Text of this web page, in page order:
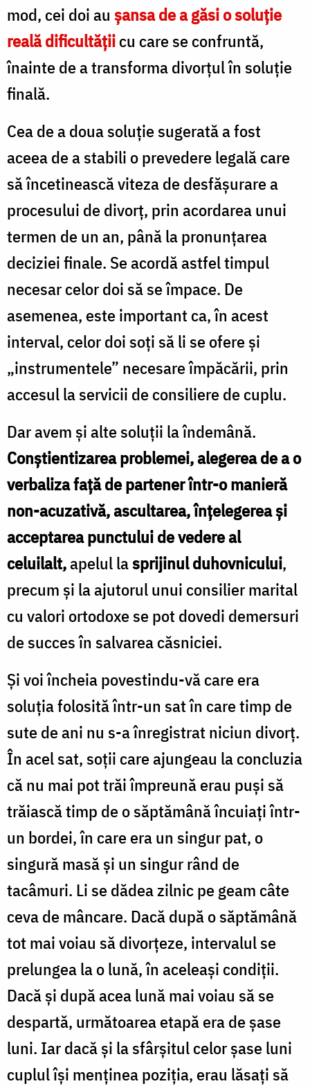
mod, cei doi au şansa de a găsi o soluţie
reală dificultăţiicu care se confruntă,
înainte de a transforma divorţul în soluţie
finală.
Cea de a doua soluţie sugerată a fost
aceea de a stabili o prevedere legală care
să încetinească viteza de desfăşurare a
procesului de divorţ, prin acordarea unui
termen de un an, până la pronunţarea
deciziei finale. Se acordă astfel timpul
necesar celor doi să se împace. De
asemenea, este important ca, în acest
interval, celor doi soţi să li se ofere şi
„instrumentele” necesare împăcării, prin
accesul la servicii de consiliere de cuplu.
Dar avem şi alte soluţii la îndemână.
Conştientizarea problemei, alegerea de a o
verbaliza faţă de partener într-o manieră
non-acuzativă, ascultarea, înţelegerea şi
acceptarea punctului de vedere al
celuilalt,apelul lasprijinul duhovnicului,
precum şi la ajutorul unui consilier marital
cu valori ortodoxe se pot dovedi demersuri
de succes în salvarea căsniciei.
Şi voi încheia povestindu-vă care era
soluţia folosită într-un sat în care timp de
sute de ani nu s-a înregistrat niciun divorţ.
În acel sat, soţii care ajungeau la concluzia
că nu mai pot trăi împreună erau puşi să
trăiască timp de o săptămână încuiaţi într-
un bordei, în care era un singur pat, o
singură masă și un singur rând de
tacâmuri. Li se dădea zilnic pe geam câte
ceva de mâncare. Dacă după o săptămână
tot mai voiau să divorţeze, intervalul se
prelungea la o lună, în aceleaşi condiţii.
Dacă şi după acea lună mai voiau să se
despartă, următoarea etapă era de şase
luni. Iar dacă şi la sfârşitul celor şase luni
cuplul îşi menţinea poziţia, erau lăsaţi să